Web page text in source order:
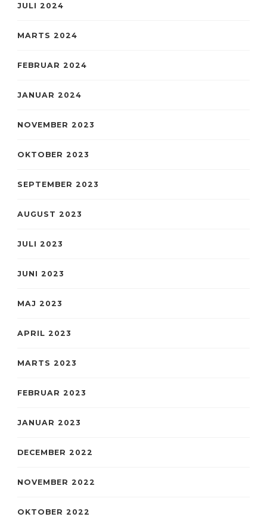
JULI 2024
MARTS 2024
FEBRUAR 2024
JANUAR 2024
NOVEMBER 2023
OKTOBER 2023
SEPTEMBER 2023
AUGUST 2023
JULI 2023
JUNI 2023
MAJ 2023
APRIL 2023
MARTS 2023
FEBRUAR 2023
JANUAR 2023
DECEMBER 2022
NOVEMBER 2022
OKTOBER 2022